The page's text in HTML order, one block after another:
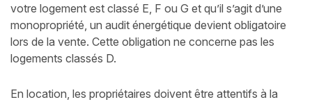
votre logement est classé E, F ou G et qu’il s’agit d’une
monopropriété, un audit énergétique devient obligatoire
lors de la vente. Cette obligation ne concerne pas les
logements classés D.
En location, les propriétaires doivent être attentifs à la